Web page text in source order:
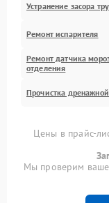
Устранение засора
Ремонт испарителя
Ремонт датчика
отделения
Прочистка
Цены в прайс-
Мы проверим ваше